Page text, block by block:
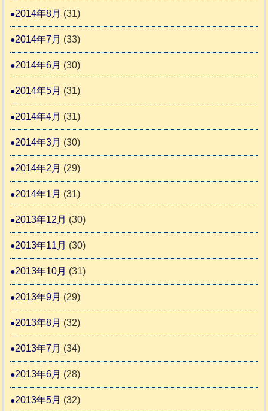
2014年8月 (31)
2014年7月 (33)
2014年6月 (30)
2014年5月 (31)
2014年4月 (31)
2014年3月 (30)
2014年2月 (29)
2014年1月 (31)
2013年12月 (30)
2013年11月 (30)
2013年10月 (31)
2013年9月 (29)
2013年8月 (32)
2013年7月 (34)
2013年6月 (28)
2013年5月 (32)